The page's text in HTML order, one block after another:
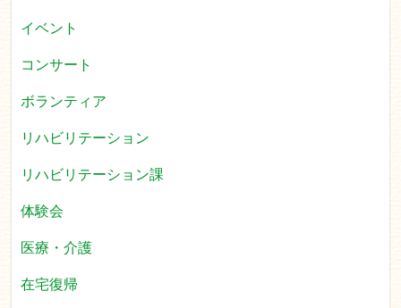
イベント
コンサート
ボランティア
リハビリテーション
リハビリテーション課
体験会
医療・介護
在宅復帰